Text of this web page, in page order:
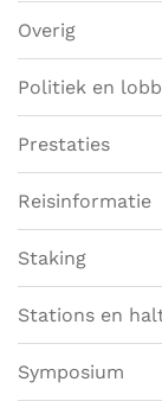
Overig
Politiek en
Prestaties
Reisinformatie
Staking
Stations en
Symposium